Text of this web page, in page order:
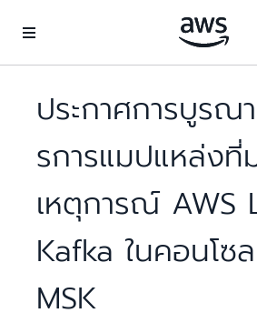
ประกาศการบูรณ
รการแมปแหล่งที่
เหตุการณ์ AWS
Kafka ในคอนโซ
MSK